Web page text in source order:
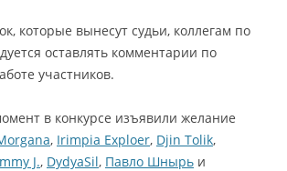
которые вынесут судьи, коллегам по
оставлять комментарии по
участников.
в конкурсе изъявили желание
, Irimpia Exploer, Djin Tolik,
J., DydyaSil, Павло Шнырь и